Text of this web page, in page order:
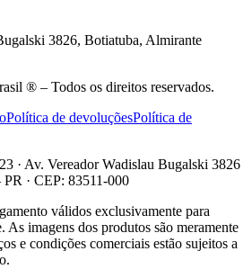
3826, Botiatuba, Almirante
® – Todos os direitos reservados.
Política de devoluçõesPolítica de
· Av. Vereador Wadislau Bugalski 3826
· CEP: 83511-000
válidos exclusivamente para
As imagens dos produtos são meramente
e condições comerciais estão sujeitos a